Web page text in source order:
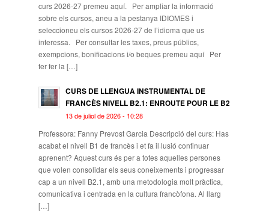
curs 2026-27 premeu aquí. Per ampliar la informació
sobre els cursos, aneu a la pestanya IDIOMES i
seleccioneu els cursos 2026-27 de l’idioma que us
interessa. Per consultar les taxes, preus públics,
exempcions, bonificacions i/o beques premeu aquí Per
fer fer la […]
CURS DE LLENGUA INSTRUMENTAL DE
FRANCÈS NIVELL B2.1: ENROUTE POUR LE B2
13 de juliol de 2026 - 10:28
Professora: Fanny Prevost Garcia Descripció del curs: Has
acabat el nivell B1 de francès i et fa il·lusió continuar
aprenent? Aquest curs és per a totes aquelles persones
que volen consolidar els seus coneixements i progressar
cap a un nivell B2.1, amb una metodologia molt pràctica,
comunicativa i centrada en la cultura francòfona. Al llarg
[…]